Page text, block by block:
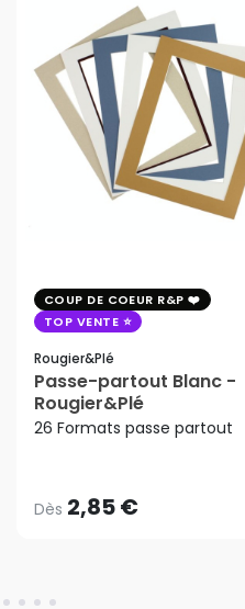
COUP DE COEUR R&P
TOP VENTE
Rougier&plé
Passe-partout Blanc -
Rougier&Plé
26 Formats passe partout
Dès 2,85 €
Dès2,85 €